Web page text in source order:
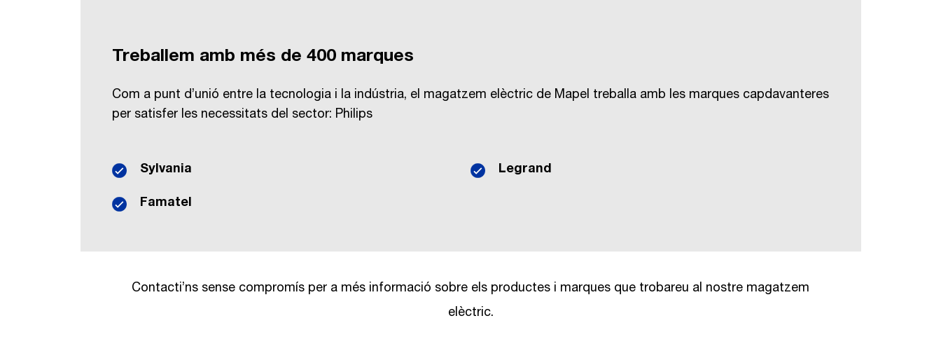
Treballem amb més de 400 marques
Com a punt d’unió entre la tecnologia i la indústria, el magatzem elèctric de Mapel treballa amb les marques capdavanteres
per satisfer les necessitats del sector: Philips
Sylvania Legrand
Famatel
Contacti’ns sense compromís per a més informació sobre els productes i marques que trobareu al nostre magatzem
elèctric.